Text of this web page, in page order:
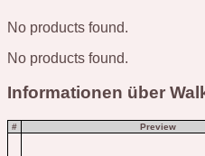
No products found.
No products found.
Informationen über
# Preview